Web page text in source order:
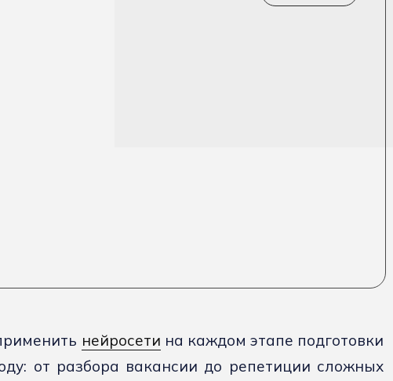
нейросети на каждом этапе подготовки
от разбора вакансии до репетиции сложных